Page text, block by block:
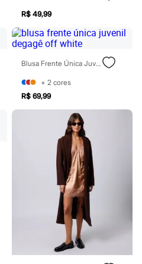
R$ 49,99
Blusa Frente Única Juvenil Degagê Off White
+ 2 cores
R$ 69,99